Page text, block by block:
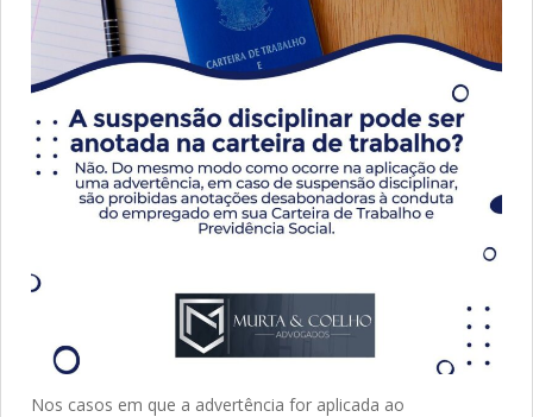
Nos casos em que a advertência for aplicada ao